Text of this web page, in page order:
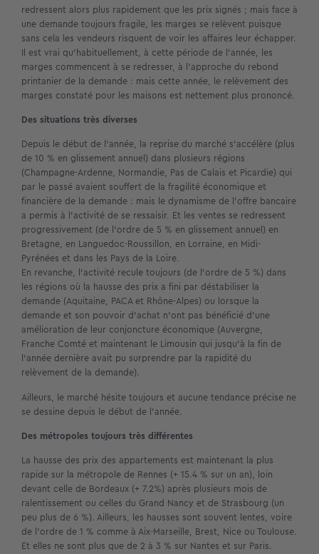
redressent alors plus rapidement que les prix signés ; mais face à
une demande toujours fragile, les marges se relèvent puisque
sans cela les vendeurs risquent de voir les affaires leur échapper.
Il est vrai qu’habituellement, à cette période de l’année, les
marges commencent à se redresser, à l’approche du rebond
printanier de la demande : mais cette année, le relèvement des
marges constaté pour les maisons est nettement plus prononcé.
Des situations très diverses
Depuis le début de l’année, la reprise du marché s’accélère (plus
de 10 % en glissement annuel) dans plusieurs régions
(Champagne-Ardenne, Normandie, Pas de Calais et Picardie) qui
par le passé avaient souffert de la fragilité économique et
financière de la demande : mais le dynamisme de l’offre bancaire
a permis à l’activité de se ressaisir. Et les ventes se redressent
progressivement (de l’ordre de 5 % en glissement annuel) en
Bretagne, en Languedoc-Roussillon, en Lorraine, en Midi-
Pyrénées et dans les Pays de la Loire.
En revanche, l’activité recule toujours (de l’ordre de 5 %) dans
les régions où la hausse des prix a fini par déstabiliser la
demande (Aquitaine, PACA et Rhône-Alpes) ou lorsque la
demande et son pouvoir d’achat n’ont pas bénéficié d’une
amélioration de leur conjoncture économique (Auvergne,
Franche Comté et maintenant le Limousin qui jusqu’à la fin de
l’année dernière avait pu surprendre par la rapidité du
relèvement de la demande).
Ailleurs, le marché hésite toujours et aucune tendance précise ne
se dessine depuis le début de l’année.
Des métropoles toujours très différentes
La hausse des prix des appartements est maintenant la plus
rapide sur la métropole de Rennes (+ 15.4 % sur un an), loin
devant celle de Bordeaux (+ 7.2%) après plusieurs mois de
ralentissement ou celles du Grand Nancy et de Strasbourg (un
peu plus de 6 %). Ailleurs, les hausses sont souvent lentes, voire
de l’ordre de 1 % comme à Aix-Marseille, Brest, Nice ou Toulouse.
Et elles ne sont plus que de 2 à 3 % sur Nantes et sur Paris.